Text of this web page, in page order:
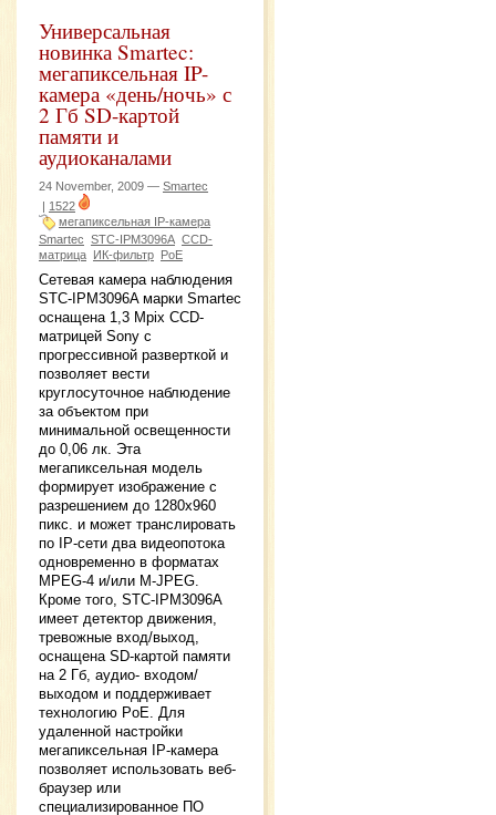
Универсальная
новинка Smartec:
мегапиксельная IP-
камера «день/ночь» с
2 Гб SD-картой
памяти и
аудиоканалами
24 November, 2009 — Smartec
1522
мегапиксельная IP-камера
Smartec STC-IPM3096A CCD-
матрица
ИК-фильтр PoE
Сетевая камера наблюдения
STC-IPM3096A марки Smartec
оснащена 1,3 Mpix CCD-
матрицей Sony с
прогрессивной разверткой и
позволяет вести
круглосуточное наблюдение
за объектом при
минимальной освещенности
до 0,06 лк. Эта
мегапиксельная модель
формирует изображение с
разрешением до 1280х960
пикс. и может транслировать
по IP-сети два видеопотока
одновременно в форматах
MPEG-4 и/или M-JPEG.
Кроме того, STC-IPM3096A
имеет детектор движения,
тревожные вход/выход,
оснащена SD-картой памяти
на 2 Гб, аудио- входом/
выходом и поддерживает
технологию PoE. Для
удаленной настройки
мегапиксельная IP-камера
позволяет использовать веб-
браузер или
специализированное ПО